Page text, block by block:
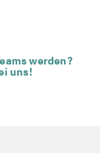
werden?
uns!